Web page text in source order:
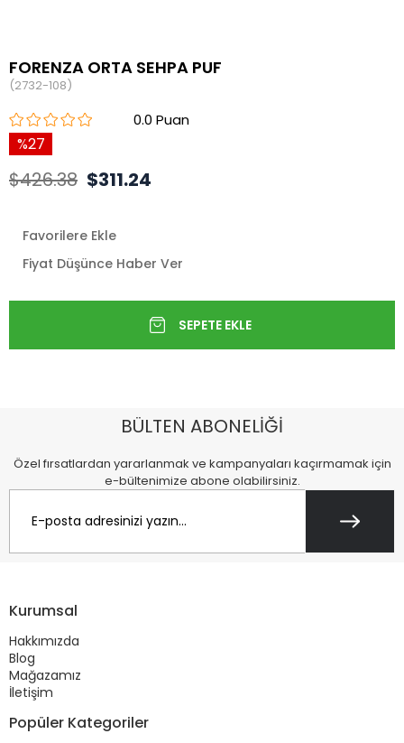
FORENZA ORTA SEHPA PUF
(2732-108)
0.0
27
$426.38 $311.24
Favorilere Ekle
Fiyat Düşünce Haber Ver
BÜLTEN ABONELİĞİ
Özel fırsatlardan yararlanmak ve kampanyaları kaçırmamak için
e-bültenimize abone olabilirsiniz.
Kurumsal
Hakkımızda
Blog
Mağazamız
İletişim
Popüler Kategoriler